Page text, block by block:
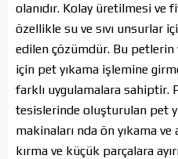
olanıdır. Kolay üretilmesi ve
özellikle su ve sıvı unsurlar
edilen çözümdür. Bu petlerin
için pet yıkama işlemine
farklı uygulamalara sahiptir.
tesislerinde oluşturulan pet
makinaları nda ön yıkama
kırma ve küçük parçalara